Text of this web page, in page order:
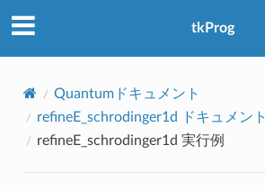
tkProg
Quantumドキュメント
refineE_schrodinger1d ドキュメント
refineE_schrodinger1d 実行例
アクセス数：0